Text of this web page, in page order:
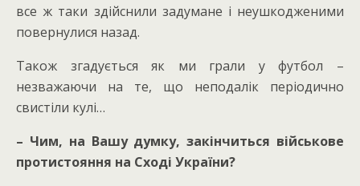
все ж таки здійснили задумане і неушкодженими
повернулися назад.
Також згадується як ми грали у футбол –
незважаючи на те, що неподалік періодично
свистіли кулі…
– Чим, на Вашу думку, закінчиться військове
протистояння на Сході України?